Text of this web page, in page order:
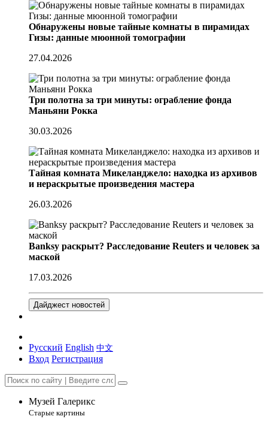
Обнаружены новые тайные комнаты в пирамидах
Гизы: данные мюонной томографии
27.04.2026
Три полотна за три минуты: ограбление фонда
Маньяни Рокка
30.03.2026
Тайная комната Микеланджело: находка из архивов
и нераскрытые произведения мастера
26.03.2026
Banksy раскрыт? Расследование Reuters и человек за
маской
17.03.2026
Дайджест новостей
Русский English 中文
Вход Регистрация
Музей Галерикс
Старые картины